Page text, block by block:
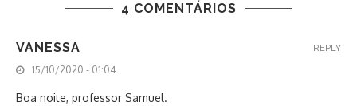
4 COMENTÁRIOS
VANESSA
15/10/2020 - 01:04
Boa noite, professor Samuel.
REPLY